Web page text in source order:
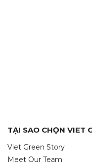
TẠI SAO CHỌN VIET
Viet Green Story
Meet Our Team